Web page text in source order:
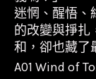
迷惘、醒悟、
的改變與掙扎
和，卻也藏了
A01 Wind of